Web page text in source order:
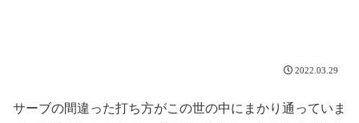
2022.03.29
サーブの間違った打ち方がこの世の中にまかり通っていま